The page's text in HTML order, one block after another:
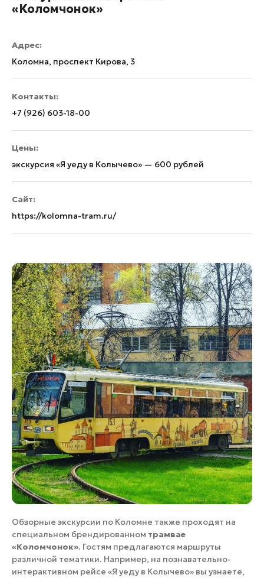
«Коломчонок»
Адрес:
Коломна, проспект Кирова, 3
Контакты:
+7 (926) 603-18-00
Цены:
экскурсия «Я уеду в Колычево» — 600 рублей
Сайт:
https://kolomna-tram.ru/
Обзорные экскурсии по Коломне также проходят на
специальном брендированном трамвае
«Коломчонок». Гостям предлагаются маршруты
различной тематики. Например, на познавательно-
интерактивном рейсе «Я уеду в Колычево» вы узнаете,